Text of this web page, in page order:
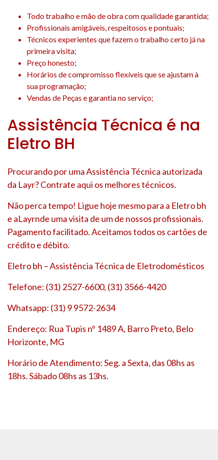
Todo trabalho e mão de obra com qualidade garantida;
Profissionais amigáveis, respeitosos e pontuais;
Técnicos experientes que fazem o trabalho certo já na
primeira visita;
Preço honesto;
Horários de compromisso flexíveis que se ajustam à
sua programação;
Vendas de Peças e garantia no serviço;
Assistência Técnica é na
Eletro BH
Procurando por uma Assistência Técnica autorizada
da Layr? Contrate aqui os melhores técnicos.
Não perca tempo! Ligue hoje mesmo para a Eletro bh
e aLayrnde uma visita de um de nossos profissionais.
Pagamento facilitado. Aceitamos todos os cartões de
crédito e débito.
Eletro bh – Assistência Técnica de Eletrodomésticos
Telefone: (31) 2527-6600, (31) 3566-4420
Whatsapp: (31) 9 9572-2634
Endereço: Rua Tupis nº 1489 A, Barro Preto, Belo
Horizonte, MG
Horário de Atendimento: Seg. a Sexta, das 08hs as
18hs. Sábado 08hs as 13hs.